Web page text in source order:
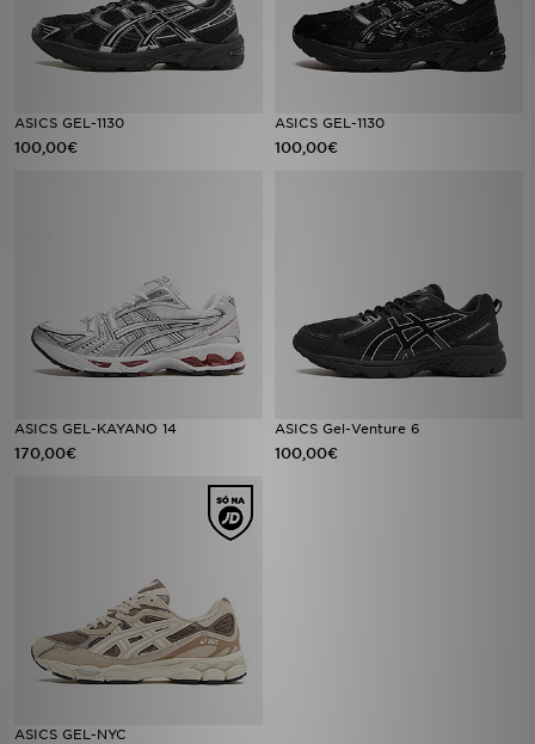
ASICS GEL-1130
100,00€
ASICS GEL-1130
100,00€
ASICS GEL-KAYANO 14
170,00€
ASICS Gel-Venture 6
100,00€
ASICS GEL-NYC
TRABALHA CONNOSCO